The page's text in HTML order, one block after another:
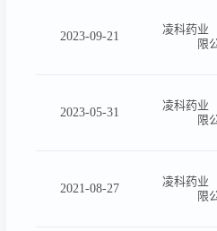
2023-09-21
凌科药业
限
2023-05-31
凌科药业
限
2021-08-27
凌科药业
限